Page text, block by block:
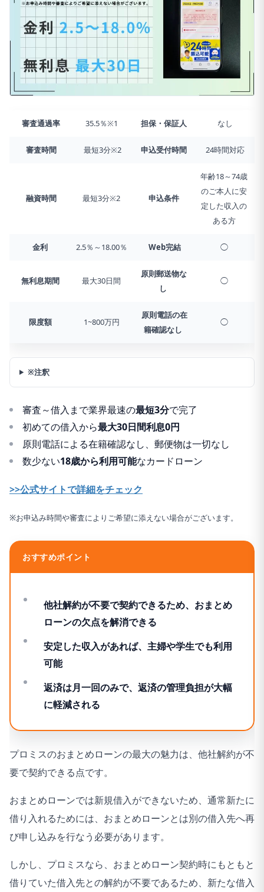
審査通過率 35.5％※1 担保・保証人 なし
審査時間 最短3分※2 申込受付時間 24時間対応
融資時間 最短3分※2 申込条件
年齢18～74歳
のご本人に安
定した収入の
ある方
金利 2.5％～18.00％ Web完結 ◯
無利息期間 最大30日間
原則郵送物な
し
◯
限度額 1~800万円
原則電話の在
籍確認なし
◯
※注釈
審査～借入まで業界最速の最短3分で完了
初めての借入から最大30日間利息0円
原則電話による在籍確認なし、郵便物は一切なし
数少ない18歳から利用可能なカードローン
>>公式サイトで詳細をチェック
※お申込み時間や審査によりご希望に添えない場合がございます。
おすすめポイント
他社解約が不要で契約できるため、おまとめ
ローンの欠点を解消できる
安定した収入があれば、主婦や学生でも利用
可能
返済は月一回のみで、返済の管理負担が大幅
に軽減される
プロミスのおまとめローンの最大の魅力は、他社解約が不
要で契約できる点です。
おまとめローンでは新規借入ができないため、通常新たに
借り入れるためには、おまとめローンとは別の借入先へ再
び申し込みを行なう必要があります。
しかし、プロミスなら、おまとめローン契約時にもともと
借りていた借入先との解約が不要であるため、新たな借入